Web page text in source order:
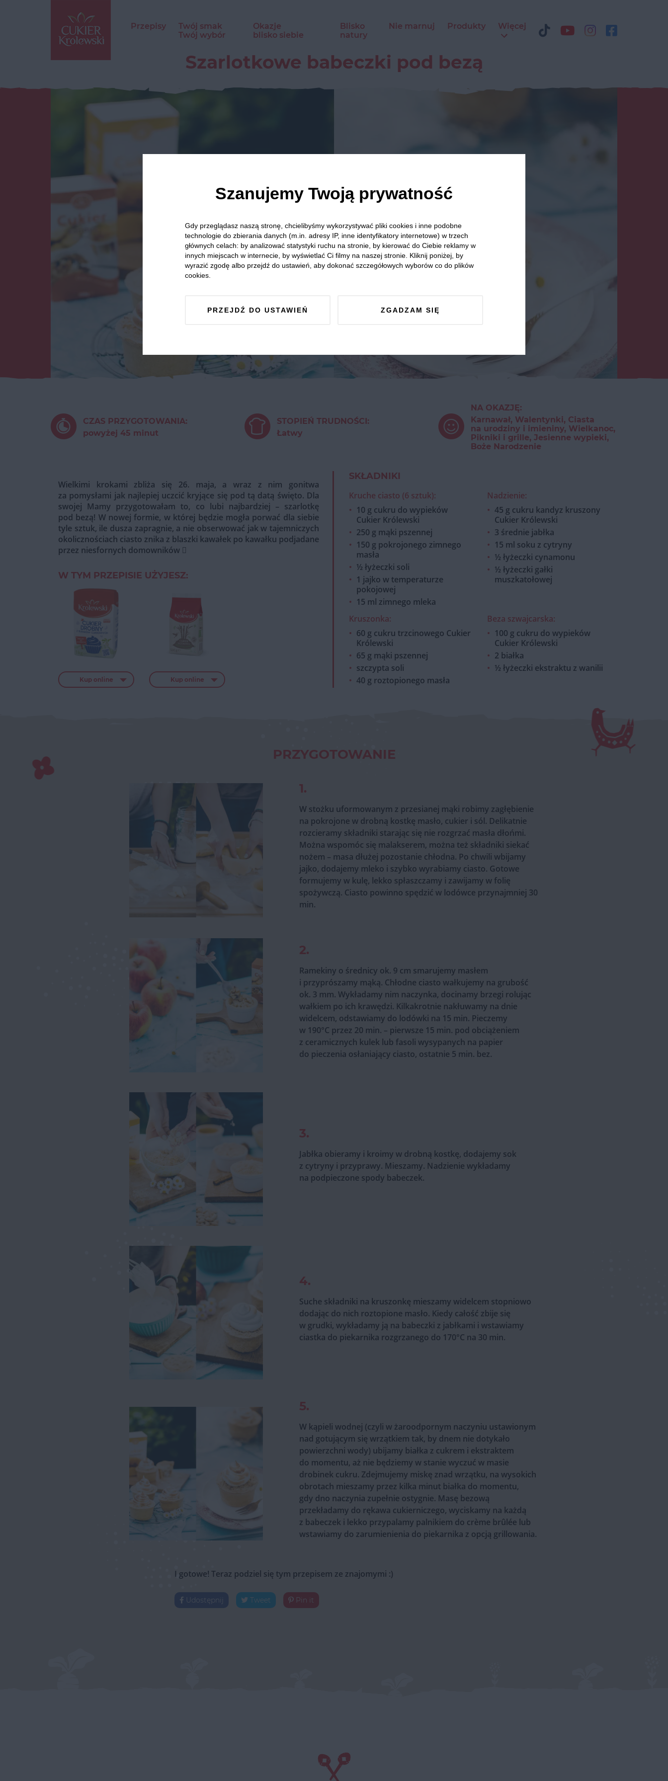
Przepisy
Twój smak
Twój wybór
Okazje
blisko siebie
Blisko
natury
Nie marnuj Produkty Więcej
Szarlotkowe babeczki pod bezą
CZAS PRZYGOTOWANIA:
powyżej 45 minut
STOPIEŃ TRUDNOŚCI:
Łatwy
NA OKAZJĘ:
Karnawał, Walentynki, Ciasta
na urodziny i imieniny, Wielkanoc,
Pikniki i grille, Jesienne wypieki,
Boże Narodzenie
Wielkimi krokami zbliża się 26. maja, a wraz z nim gonitwa
za pomysłami jak najlepiej uczcić kryjące się pod tą datą święto. Dla
swojej Mamy przygotowałam to, co lubi najbardziej – szarlotkę
pod bezą! W nowej formie, w której będzie mogła porwać dla siebie
tyle sztuk, ile dusza zapragnie, a nie obserwować jak w tajemniczych
okolicznościach ciasto znika z blaszki kawałek po kawałku podjadane
przez niesfornych domowników 
W TYM PRZEPISIE UŻYJESZ:
Kup online Kup online
SKŁADNIKI
Kruche ciasto (6 sztuk):
10 g cukru do wypieków
Cukier Królewski
250 g mąki pszennej
150 g pokrojonego zimnego
masła
½ łyżeczki soli
1 jajko w temperaturze
pokojowej
15 ml zimnego mleka
Nadzienie:
45 g cukru kandyz kruszony
Cukier Królewski
3 średnie jabłka
15 ml soku z cytryny
½ łyżeczki cynamonu
½ łyżeczki gałki
muszkatołowej
Kruszonka:
60 g cukru trzcinowego Cukier
Królewski
65 g mąki pszennej
szczypta soli
40 g roztopionego masła
Beza szwajcarska:
100 g cukru do wypieków
Cukier Królewski
2 białka
½ łyżeczki ekstraktu z wanilii
PRZYGOTOWANIE
1.
W stożku uformowanym z przesianej mąki robimy zagłębienie
na pokrojone w drobną kostkę masło, cukier i sól. Delikatnie
rozcieramy składniki starając się nie rozgrzać masła dłońmi.
Można wspomóc się malakserem, można też składniki siekać
nożem – masa dłużej pozostanie chłodna. Po chwili wbijamy
jajko, dodajemy mleko i szybko wyrabiamy ciasto. Gotowe
formujemy w kulę, lekko spłaszczamy i zawijamy w folię
spożywczą. Ciasto powinno spędzić w lodówce przynajmniej 30
min.
2.
Ramekiny o średnicy ok. 9 cm smarujemy masłem
i przyprószamy mąką. Chłodne ciasto wałkujemy na grubość
ok. 3 mm. Wykładamy nim naczynka, docinamy brzegi rolując
wałkiem po ich krawędzi. Kilkakrotnie nakłuwamy na dnie
widelcem, odstawiamy do lodówki na 15 min. Pieczemy
w 190°C przez 20 min. – pierwsze 15 min. pod obciążeniem
z ceramicznych kulek lub fasoli wysypanych na papier
do pieczenia osłaniający ciasto, ostatnie 5 min. bez.
3.
Jabłka obieramy i kroimy w drobną kostkę, dodajemy sok
z cytryny i przyprawy. Mieszamy. Nadzienie wykładamy
na podpieczone spody babeczek.
4.
Suche składniki na kruszonkę mieszamy widelcem stopniowo
dodając do nich roztopione masło. Kiedy całość zbije się
w grudki, wykładamy ją na babeczki z jabłkami i wstawiamy
ciastka do piekarnika rozgrzanego do 170°C na 30 min.
5.
W kąpieli wodnej (czyli w żaroodpornym naczyniu ustawionym
nad gotującym się wrzątkiem tak, by dnem nie dotykało
powierzchni wody) ubijamy białka z cukrem i ekstraktem
do momentu, aż nie będziemy w stanie wyczuć w masie
drobinek cukru. Zdejmujemy miskę znad wrzątku, na wysokich
obrotach mieszamy przez kilka minut białka do momentu,
gdy dno naczynia zupełnie ostygnie. Masę bezową
przekładamy do rękawa cukierniczego, wyciskamy na każdą
z babeczek i lekko przypalamy palnikiem do crème brûlée lub
wstawiamy do zarumienienia do piekarnika z opcją grillowania.
I gotowe! Teraz podziel się tym przepisem ze znajomymi :)
Udostępnij Tweet Pin it
Szanujemy Twoją prywatność
Gdy przeglądasz naszą stronę, chcielibyśmy wykorzystywać pliki cookies i inne podobne
technologie do zbierania danych (m.in. adresy IP, inne identyfikatory internetowe) w trzech
głównych celach: by analizować statystyki ruchu na stronie, by kierować do Ciebie reklamy w
innych miejscach w internecie, by wyświetlać Ci filmy na naszej stronie. Kliknij poniżej, by
wyrazić zgodę albo przejdź do ustawień, aby dokonać szczegółowych wyborów co do plików
cookies.
PRZEJDŹ DO USTAWIEŃ ZGADZAM SIĘ